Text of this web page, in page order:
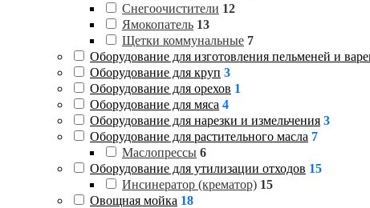
Снегоочистители 12
Ямокопатель 13
Щетки коммунальные 7
Оборудование для изготовления пельменей и
Оборудование для круп 3
Оборудование для орехов 1
Оборудование для мяса 4
Оборудование для нарезки и измельчения 3
Оборудование для растительного масла 7
Маслопрессы 6
Оборудование для утилизации отходов 15
Инсинератор (крематор) 15
Овощная мойка 18